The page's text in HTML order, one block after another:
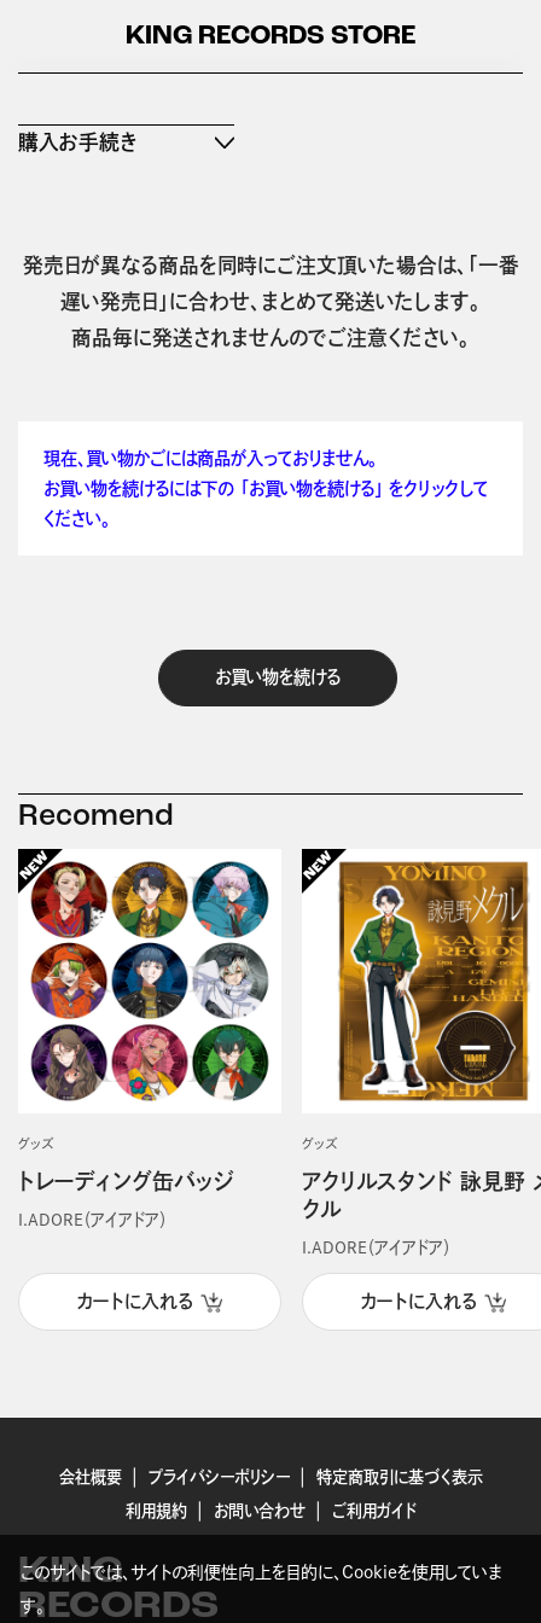
KING RECORDS STORE
購入お手続き
発売日が異なる商品を同時にご注文頂いた場合は、「一番
遅い発売日」に合わせ、まとめて発送いたします。
商品毎に発送されませんのでご注意ください。
現在、買い物かごには商品が入っておりません。
お買い物を続けるには下の 「お買い物を続ける」 をクリックして
ください。
お買い物を続ける
Recomend
グッズ
トレーディング缶バッジ
I.ADORE（アイアドア）
カートに入れる
グッズ
アクリルスタンド 詠見野
クル
I.ADORE（アイアドア）
カートに入れる
会社概要 プライバシーポリシー
特定商取引に基づく表示
利用規約
お問い合わせ ご利用ガイド
KING
RECORDS
このサイトでは、サイトの利便性向上を目的に、Cookieを使用していま
す。